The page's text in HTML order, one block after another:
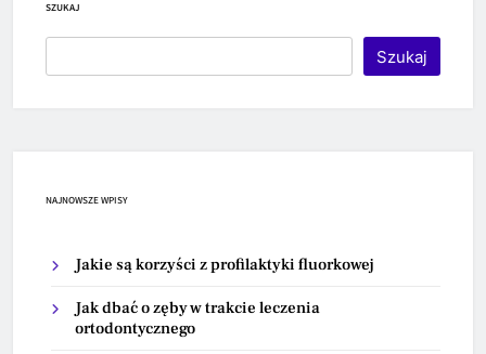
SZUKAJ
Szukaj
NAJNOWSZE WPISY
Jakie są korzyści z profilaktyki fluorkowej
Jak dbać o zęby w trakcie leczenia
ortodontycznego